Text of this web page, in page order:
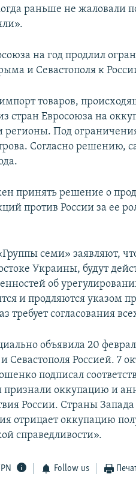
раньше не жаловали
на год продлил
и Севастополя к
товаров,
стран Евросоюза на
регионы. Под
Согласно решению,
принять решение о
против России за ее
семи» заявляют,
Украины, будут
об
и продляются указом
согласования
объявила 20
Россией. 7
подписал
оккупацию и
России. Страны Запада
отрицает оккупацию
справедливости».
Follow us